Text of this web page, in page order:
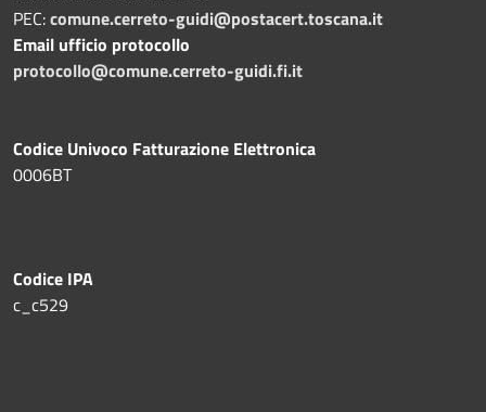
PEC:comune.cerreto-guidi@postacert.toscana.it
Email ufficio protocollo
protocollo@comune.cerreto-guidi.fi.it
Codice Univoco Fatturazione Elettronica
0006BT
Codice IPA
c_c529